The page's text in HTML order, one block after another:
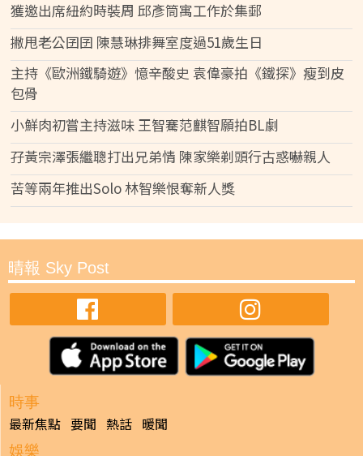
獲邀出席紐約時裝周 邱彥筒寓工作於集郵
撇甩老公囝囝 陳慧琳排舞室度過51歲生日
主持《歐洲鐵騎遊》憶辛酸史 袁偉豪拍《鐵探》瘦到皮
包骨
小鮮肉初嘗主持滋味 王智騫范麒智願拍BL劇
孖黃宗澤張繼聰打出兄弟情 陳家樂剃頭行古惑嚇親人
苦等兩年推出Solo 林智樂恨奪新人獎
晴報 Sky Post
時事
最新焦點 要聞 熱話 暖聞
娛樂